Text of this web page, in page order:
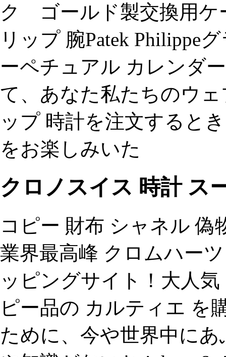
ク ゴールド製交換用ケ
リップ 腕Patek Philippe
ーペチュアル カレンダ
て、あなた私たちのウ
ップ 時計を注文すると
をお楽しみいた
クロノスイス 時計 ス
コピー 財布 シャネル 偽
業界最高峰 クロムハー
ッピングサイト！大人
ピー品の カルティエ を
ために、今や世界中に